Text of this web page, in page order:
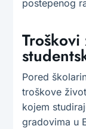
postepenog
Pored
troškove
kojem
gradovima u